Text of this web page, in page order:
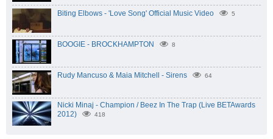
Biting Elbows - 'Love Song' Official Music Video 5
BOOGIE - BROCKHAMPTON 8
Rudy Mancuso & Maia Mitchell - Sirens 64
Nicki Minaj - Champion / Beez In The Trap (Live BETAwards
2012)
418